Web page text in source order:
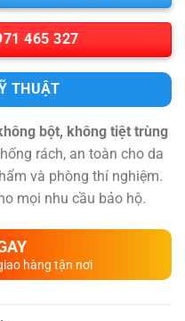
465 327
THUẬT
bột, không tiệt trùng
rách, an toàn cho da
và phòng thí nghiệm.
mọi nhu cầu bảo hộ.
hàng tận nơi